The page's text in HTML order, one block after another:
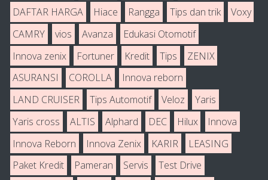
DAFTAR HARGA
Hiace Rangga Tips dan trik
Voxy
CAMRY
vios Avanza
Edukasi Otomotif
Innova zenix
Fortuner Kredit Tips
ZENIX
ASURANSI
COROLLA
Innova reborn
LAND CRUISER
Tips Automotif Veloz
Yaris
Yaris cross
ALTIS Alphard DEC Hilux
Innova
Innova Reborn
Innova Zenix KARIR
LEASING
Paket Kredit
Pameran Servis
Test Drive